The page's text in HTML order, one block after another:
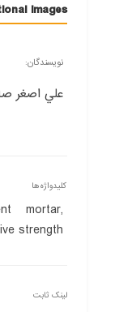
images
نویسندگان:
علي اصغر
کلیدواژه‌ها
mortar,
strength
لینک ثابت